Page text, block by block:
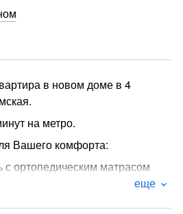
в новом доме в 4
на метро.
Вашего комфорта:
с ортопедическим матрасом
диван
еще